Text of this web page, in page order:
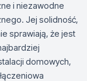
i niezawodne
Jej solidność,
sprawiają, że jest
domowych,